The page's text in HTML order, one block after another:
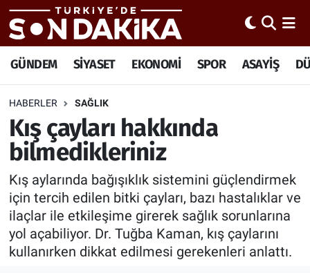
GÜNDEM SİYASET EKONOMİ SPOR ASAYİŞ
HABERLER SAĞLIK
Kış çayları hakkında
bilmedikleriniz
Kış aylarında bağışıklık sistemini güçlendirmek
için tercih edilen bitki çayları, bazı hastalıklar ve
ilaçlar ile etkileşime girerek sağlık sorunlarına
yol açabiliyor. Dr. Tuğba Kaman, kış çaylarını
kullanırken dikkat edilmesi gerekenleri anlattı.
Trafik Durumu
Süper Lig Puan Durumu ve Fikstür
Tüm Manşetler
Son Dakika Haberleri
Haber Arşivi